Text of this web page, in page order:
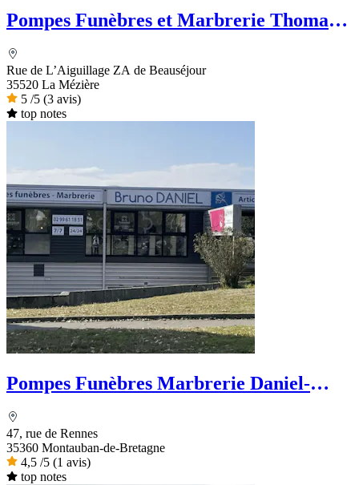
Pompes Funèbres et Marbrerie Thomas -
Rue de L’Aiguillage ZA de Beauséjour
35520 La Mézière
5 /5 (3 avis)
top notes
Pompes Funèbres Marbrerie Daniel-
47, rue de Rennes
35360 Montauban-de-Bretagne
4,5 /5 (1 avis)
top notes